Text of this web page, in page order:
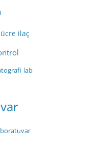
ilaç
lab